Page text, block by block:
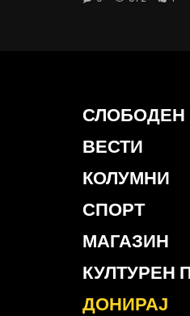
СЛОБОДЕН
ВЕСТИ
КОЛУМНИ
СПОРТ
МАГАЗИН
КУЛТУРЕН
ДОНИРАЈ